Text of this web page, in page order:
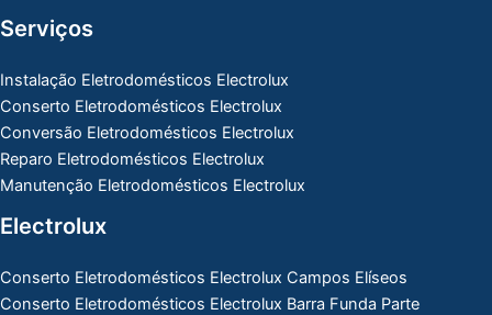
Serviços
Instalação Eletrodomésticos Electrolux
Conserto Eletrodomésticos Electrolux
Conversão Eletrodomésticos Electrolux
Reparo Eletrodomésticos Electrolux
Manutenção Eletrodomésticos Electrolux
Electrolux
Conserto Eletrodomésticos Electrolux Campos Elíseos
Conserto Eletrodomésticos Electrolux Barra Funda Parte